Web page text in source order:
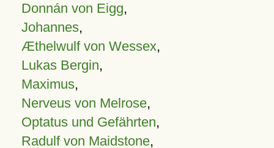
Donnán von Eigg,
Johannes,
Æthelwulf von Wessex,
Lukas Bergin,
Maximus,
Nerveus von Melrose,
Optatus und Gefährten,
Radulf von Maidstone,